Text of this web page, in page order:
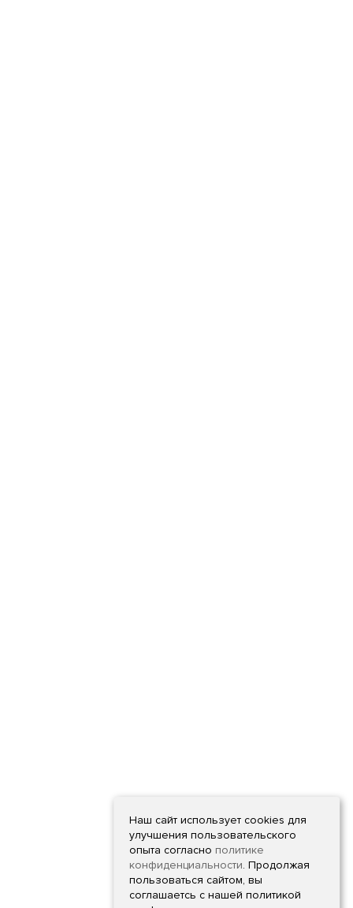
Наш сайт использует cookies для
улучшения пользовательского
опыта согласно политике
конфиденциальности. Продолжая
пользоваться сайтом, вы
соглашаетсь с нашей политикой